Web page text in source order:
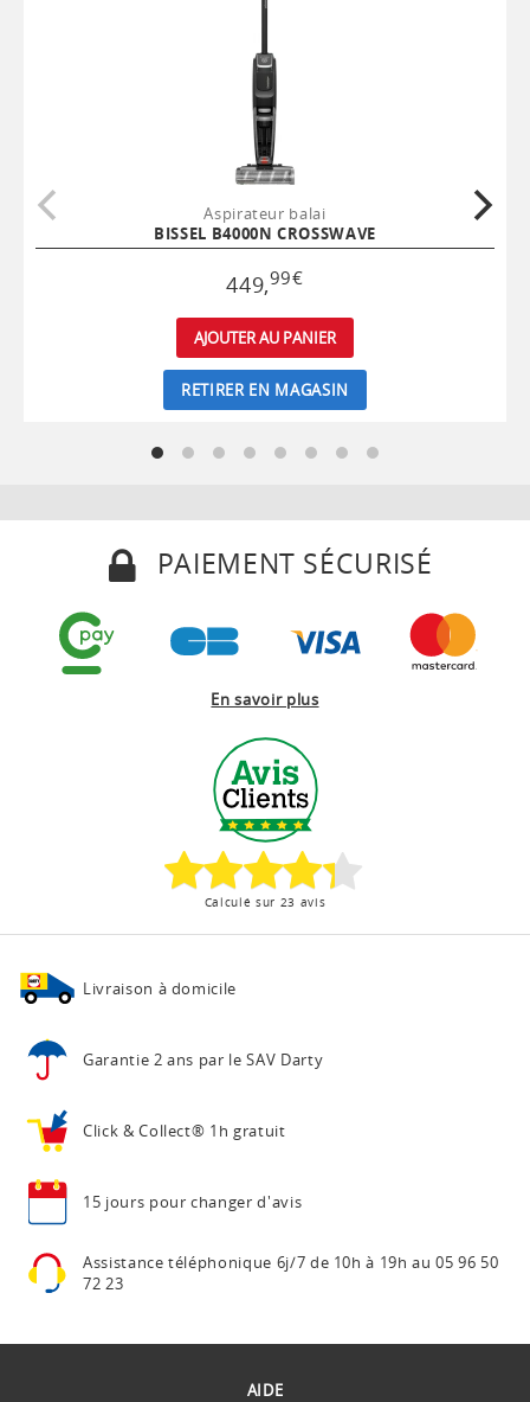
Aspirateur balai
BISSEL B4000N CROSSWAVE
449,99€
AJOUTER AU PANIER
RETIRER EN MAGASIN
PAIEMENT SÉCURISÉ
En savoir plus
Calculé sur 23 avis
Livraison à domicile
Garantie 2 ans par le SAV Darty
Click & Collect® 1h gratuit
15 jours pour changer d'avis
Assistance téléphonique 6j/7 de 10h à 19h au 05 96 50
72 23
AIDE